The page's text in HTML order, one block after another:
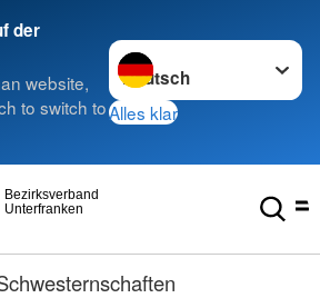
der
website,
to switch to
Sprache wechseln zu
Alles klar
Unterfranken
Bezirksverband